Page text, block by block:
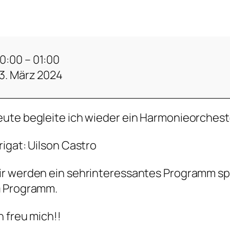
– 01:00
März 2024
begleite ich wieder ein
Uilson Castro
werden ein sehrinteressantes Programm
Programm.
freu mich!!